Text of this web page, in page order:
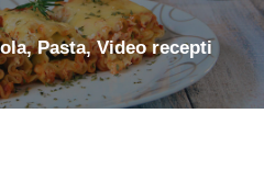
,Pasta,Video recepti